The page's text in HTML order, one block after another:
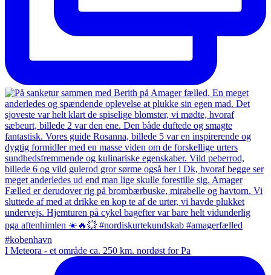
I Meteora - et område ca. 250 km. nordøst for Pa